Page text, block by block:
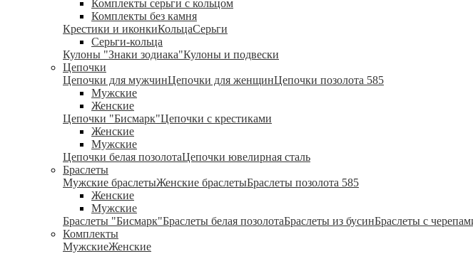
Комплекты серьги с кольцом
Комплекты без камня
Крестики и иконкиКольцаСерьги
Серьги-кольца
Кулоны "Знаки зодиака"Кулоны и подвески
Цепочки
Цепочки для мужчинЦепочки для женщинЦепочки позолота 585
Мужские
Женские
Цепочки "Бисмарк"Цепочки с крестиками
Женские
Мужские
Цепочки белая позолотаЦепочки ювелирная сталь
Браслеты
Мужские браслетыЖенские браслетыБраслеты позолота 585
Женские
Мужские
Браслеты "Бисмарк"Браслеты белая позолотаБраслеты из бусинБраслеты с
Комплекты
МужскиеЖенские